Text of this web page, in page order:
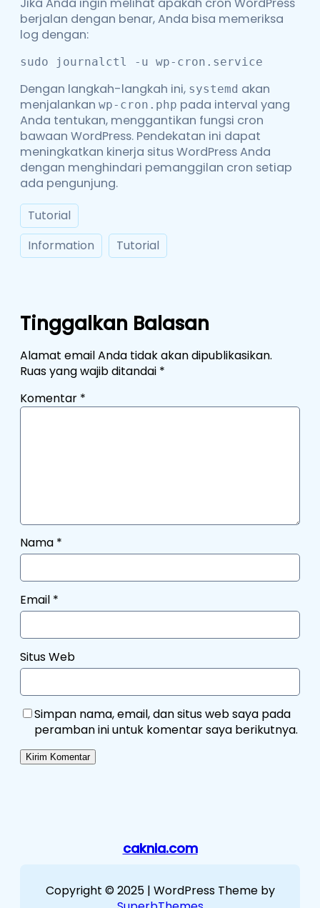
berjalan dengan benar, Anda bisa memeriksa
log dengan:
sudo journalctl -u wp-cron.service
Dengan langkah-langkah ini, systemd akan
menjalankan wp-cron.php pada interval yang
Anda tentukan, menggantikan fungsi cron
bawaan WordPress. Pendekatan ini dapat
meningkatkan kinerja situs WordPress Anda
dengan menghindari pemanggilan cron setiap
ada pengunjung.
Tutorial
Information
Tutorial
Tinggalkan Balasan
Alamat email Anda tidak akan dipublikasikan.
Ruas yang wajib ditandai *
Komentar *
Nama *
Email *
Situs Web
Simpan nama, email, dan situs web saya pada
peramban ini untuk komentar saya berikutnya.
caknia.com
Copyright © 2025 | WordPress Theme by